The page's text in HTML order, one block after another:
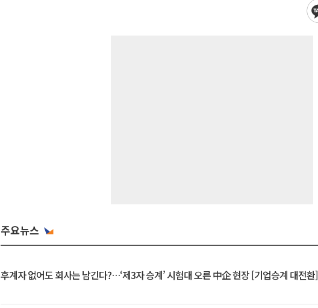
주요뉴스
후계자 없어도 회사는 남긴다?…‘제3자 승계’ 시험대 오른 中企 현장 [기업승계 대전환]